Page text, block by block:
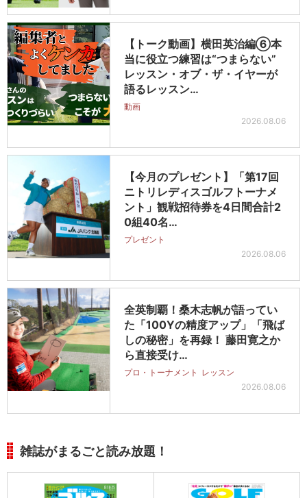
【トーク動画】横田英治編⑥本
当に役立つ練習は“つまらない”
レッスン・オブ・ザ・イヤーが
語るレッスン…
動画
2026.08.06
【今月のプレゼント】「第17回
ニトリレディスゴルフトーナメ
ント」観戦招待券を4日間合計2
0組40名…
プレゼント
2026.08.06
全英制覇！桑木志帆が語ってい
た「100Yの精度アップ」「飛ば
しの秘密」を再録！ 藤田寛之か
ら直接受け…
プロ・トーナメント レッスン
2026.08.06
雑誌がまるごと読み放題！